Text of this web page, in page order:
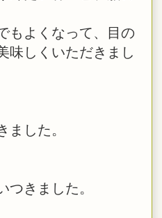
もよくなって、目の
味しくいただきまし
した。
きました。